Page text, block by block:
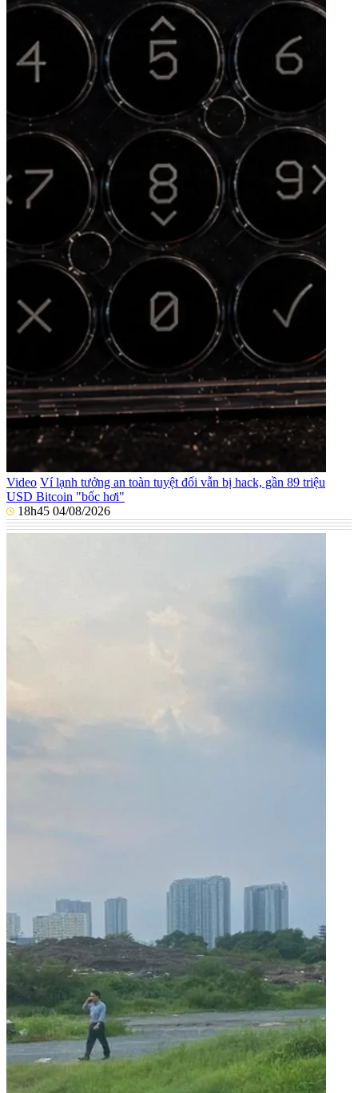
Video Ví lạnh tưởng an toàn tuyệt đối vẫn bị hack, gần 89 triệu
USD Bitcoin "bốc hơi"
18h45 04/08/2026